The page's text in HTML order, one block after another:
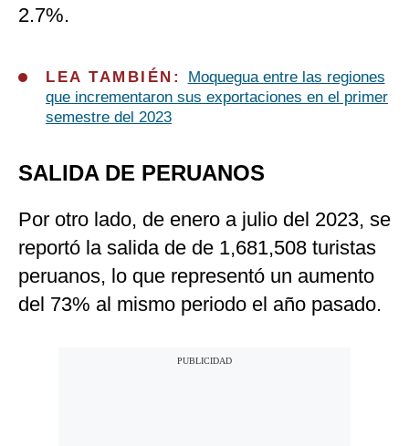
2.7%.
LEA TAMBIÉN:
Moquegua entre las regiones
que incrementaron sus exportaciones en el primer
semestre del 2023
SALIDA DE PERUANOS
Por otro lado, de enero a julio del 2023, se
reportó la salida de de 1,681,508 turistas
peruanos, lo que representó un aumento
del 73% al mismo periodo el año pasado.